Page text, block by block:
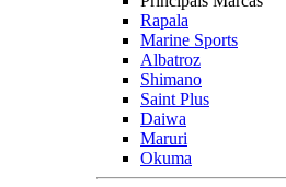
Rapala
Marine Sports
Albatroz
Shimano
Saint Plus
Daiwa
Maruri
Okuma